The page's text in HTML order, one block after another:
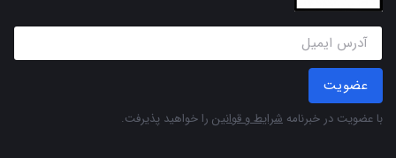
عضویت
با عضویت در خبرنامه شرایط و قوانین را خواهید پذیرفت.